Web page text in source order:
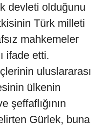
devleti olduğunu
Türk milleti
mahkemeler
ifade etti.
uluslararası
ülkenin
şeffaflığının
Gürlek, buna